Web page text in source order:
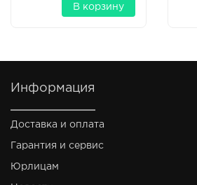
В корзину
Информация
Доставка и оплата
Гарантия и сервис
Юрлицам